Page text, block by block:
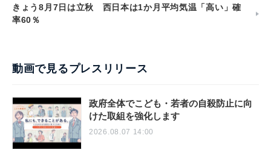
きょう8月7日は立秋 西日本は1か月平均気温「高い」確
率60％
動画で見るプレスリリース
政府全体でこども・若者の自殺防止に向
けた取組を強化します
2026.08.07 14:00